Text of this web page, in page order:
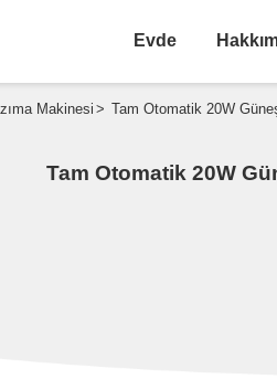
Evde
Makinesi > Tam Otomatik 20W
Tam Otomatik 20W